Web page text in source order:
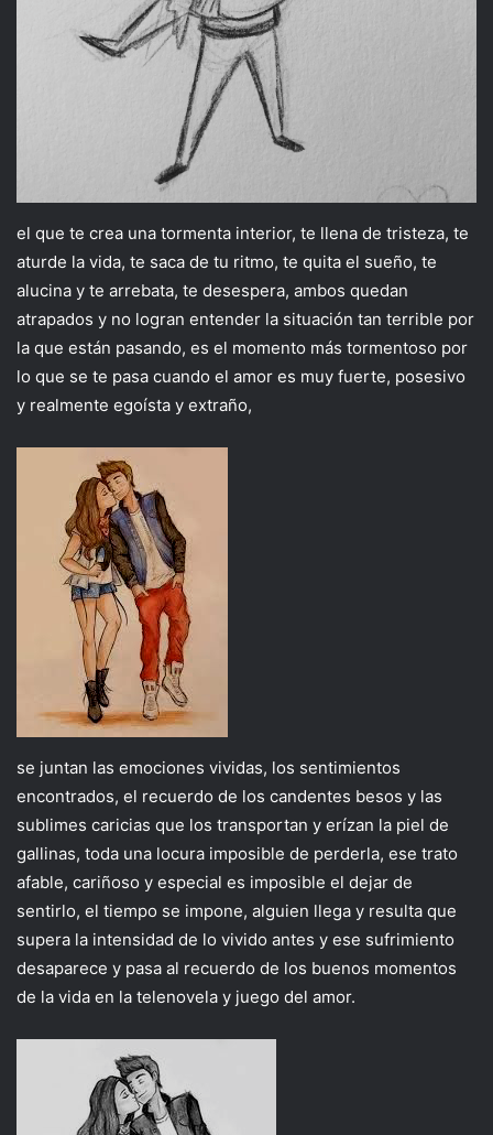
el que te crea una tormenta interior, te llena de tristeza, te
aturde la vida, te saca de tu ritmo, te quita el sueño, te
alucina y te arrebata, te desespera, ambos quedan
atrapados y no logran entender la situación tan terrible por
la que están pasando, es el momento más tormentoso por
lo que se te pasa cuando el amor es muy fuerte, posesivo
y realmente egoísta y extraño,
se juntan las emociones vividas, los sentimientos
encontrados, el recuerdo de los candentes besos y las
sublimes caricias que los transportan y erízan la piel de
gallinas, toda una locura imposible de perderla, ese trato
afable, cariñoso y especial es imposible el dejar de
sentirlo, el tiempo se impone, alguien llega y resulta que
supera la intensidad de lo vivido antes y ese sufrimiento
desaparece y pasa al recuerdo de los buenos momentos
de la vida en la telenovela y juego del amor.